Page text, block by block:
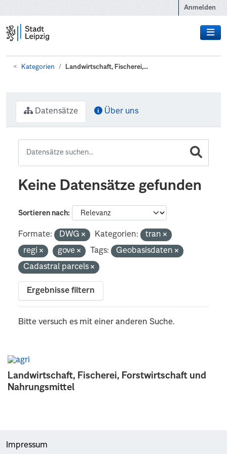
Anmelden
Kategorien Landwirtschaft, Fischerei,...
Landwirtschaft, Fischerei, Forstwirtschaft und
Nahrungsmittel
Datensätze Über uns
Keine Datensätze gefunden
Sortieren nach
Formate: DWG Kategorien:
tran
regi
gove Tags:
Geobasisdaten
Cadastral parcels
Ergebnisse filtern
Bitte versuch es mit einer anderen Suche.
Impressum